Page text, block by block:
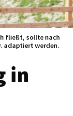
fließt, sollte nach
adaptiert werden.
in